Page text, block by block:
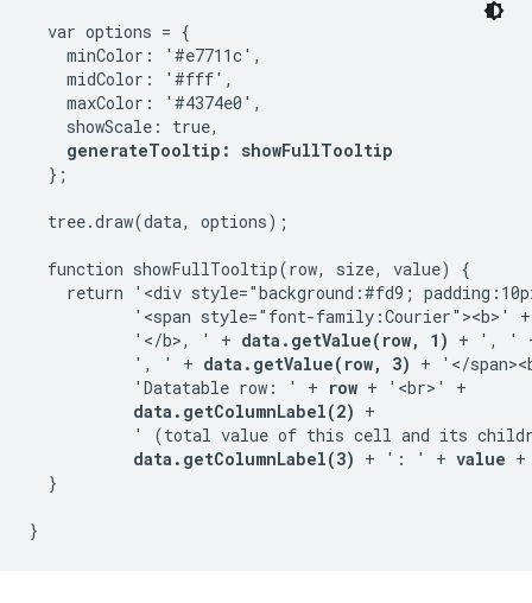
  var options = {
    minColor: '#e7711c',
    midColor: '#fff',
    maxColor: '#4374e0',
    showScale: true,
generateTooltip: showFullTooltip
  };
  tree.draw(data, options);
  function showFullTooltip(row, size, value) {
return '<div style="background:#fd9;
'<span style="font-family:Courier"><b>'
           '</b>, ' +
data.getValue(row, 1) + ', '
           ', ' +
data.getValue(row, 3) + '</
           'Datatable row: ' +
row + '<br>' +
data.getColumnLabel(2) +
' (total value of this cell and its
data.getColumnLabel(3) + ': ' + value
  }